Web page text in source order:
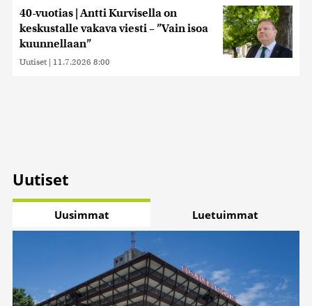
40-vuotias | Antti Kurvisella on
keskustalle vakava viesti – ”Vain isoa
kuunnellaan”
Uutiset | 11.7.2026 8:00
Uutiset
Uusimmat Luetuimmat